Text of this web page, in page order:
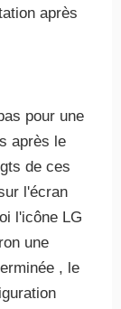
après
pour une
après le
de ces
l'écran
l'icône LG
une
, le